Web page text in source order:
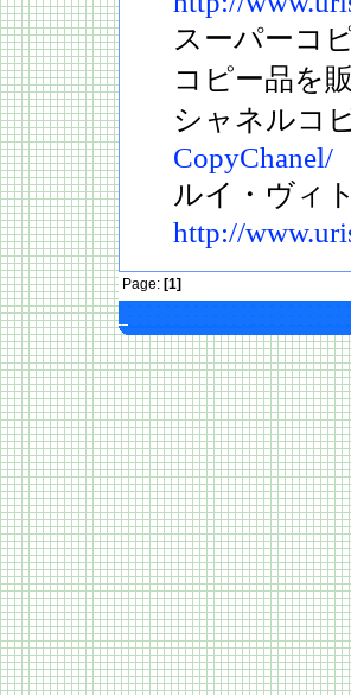
スーパーコ
コピー品を
シャネルコ
CopyChanel/
ルイ・ヴィ
http://
Page: [1]